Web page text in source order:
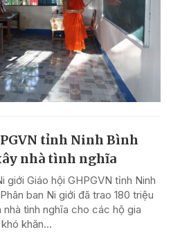
tỉnh Ninh Bình
nhà tình nghĩa
giới Giáo hội GHPGVN tỉnh Ninh
ban Ni giới đã trao 180 triệu
tình nghĩa cho các hộ gia
khăn...